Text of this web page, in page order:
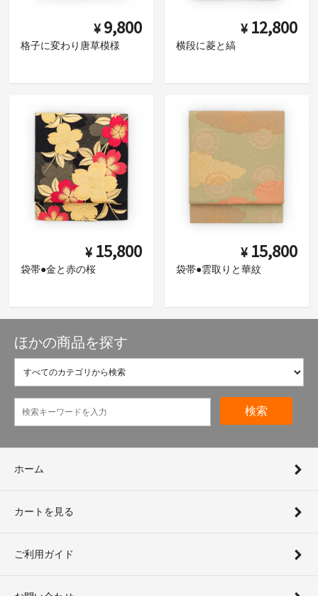
¥ 9,800
格子に変わり唐草模様
¥ 12,800
横段に菱と縞
¥ 15,800
袋帯●金と赤の桜
¥ 15,800
袋帯●雲取りと華紋
ほかの商品を探す
検索
ホーム
カートを見る
ご利用ガイド